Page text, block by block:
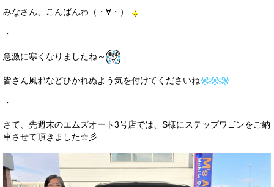
会社概要
スタッフ紹介
みなさん、こんばんわ（・∀・）
・
急激に寒くなりましたね～
皆さん風邪などひかれぬよう気を付けてくださいね
・
さて、先週末のエムズオート3号店では、S様にステップワゴンをご納
車させて頂きました☆彡